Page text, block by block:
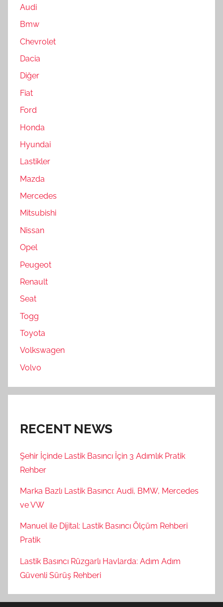
Audi
Bmw
Chevrolet
Dacia
Diğer
Fiat
Ford
Honda
Hyundai
Lastikler
Mazda
Mercedes
Mitsubishi
Nissan
Opel
Peugeot
Renault
Seat
Togg
Toyota
Volkswagen
Volvo
RECENT NEWS
Şehir İçinde Lastik Basıncı İçin 3 Adımlık Pratik
Rehber
Marka Bazlı Lastik Basıncı: Audi, BMW, Mercedes
ve VW
Manuel ile Dijital: Lastik Basıncı Ölçüm Rehberi
Pratik
Lastik Basıncı Rüzgarlı Havlarda: Adım Adım
Güvenli Sürüş Rehberi